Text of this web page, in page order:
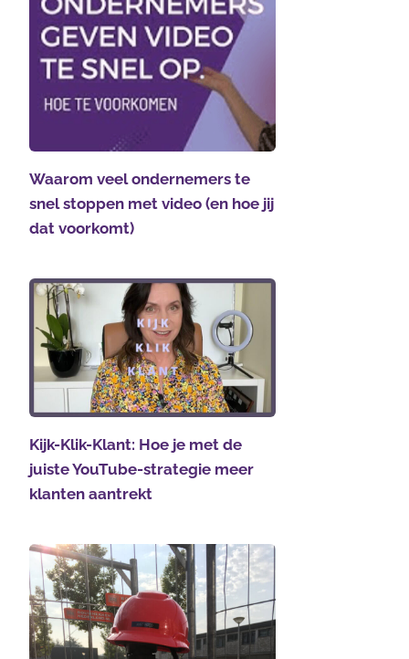
Waarom veel ondernemers te
snel stoppen met video (en hoe jij
dat voorkomt)
Kijk-Klik-Klant: Hoe je met de
juiste YouTube-strategie meer
klanten aantrekt